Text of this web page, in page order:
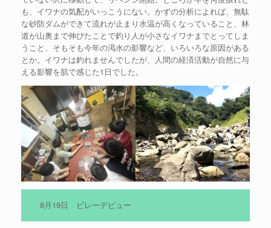
も、イワナの気配がいっこうにない。かずの分析によれば、無駄
な砂防ダムができて流れが止まり水温が高くなっていること、林
道が山奥まで伸びたことで釣り人が小さなイワナまでとってしま
うこと、そもそも今年の渇水の影響など、いろいろな原因がある
とか。イワナは釣れませんでしたが、人間の経済活動が自然に与
える影響を肌で感じた1日でした。
8月19日 ビレーデビュー